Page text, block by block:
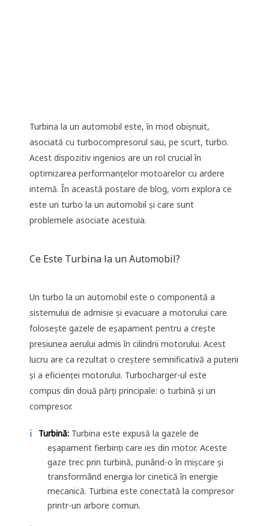
Turbina la un automobil este, în mod obișnuit,
asociată cu turbocompresorul sau, pe scurt, turbo.
Acest dispozitiv ingenios are un rol crucial în
optimizarea performanțelor motoarelor cu ardere
internă. În această postare de blog, vom explora ce
este un turbo la un automobil și care sunt
problemele asociate acestuia.
Ce Este Turbina la un Automobil?
Un turbo la un automobil este o componentă a
sistemului de admisie și evacuare a motorului care
folosește gazele de eșapament pentru a crește
presiunea aerului admis în cilindrii motorului. Acest
lucru are ca rezultat o creștere semnificativă a puterii
și a eficienței motorului. Turbocharger-ul este
compus din două părți principale: o turbină și un
compresor.
Turbină: Turbina este expusă la gazele de
eșapament fierbinți care ies din motor. Aceste
gaze trec prin turbină, punând-o în mișcare și
transformând energia lor cinetică în energie
mecanică. Turbina este conectată la compresor
printr-un arbore comun.